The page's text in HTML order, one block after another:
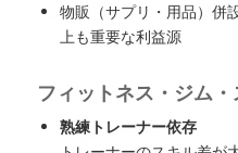
物販（サプリ・用品）併
上も重要な利益源
フィットネス・ジム
熟練トレーナー依存